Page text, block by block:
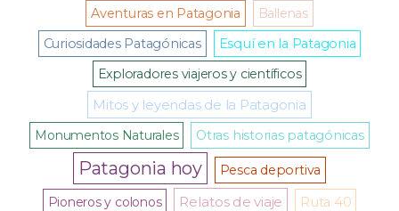
Aventuras en Patagonia
Ballenas
Curiosidades Patagónicas
Esquí en la Patagonia
Exploradores viajeros y científicos
Mitos y leyendas de la Patagonia
Monumentos Naturales Otras historias patagónicas
Patagonia hoy
Pesca deportiva
Pioneros y colonos
Relatos de viaje
Ruta 40